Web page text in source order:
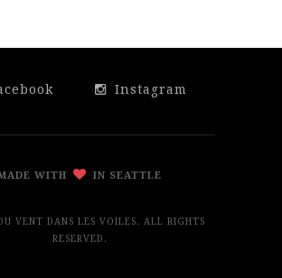
Instagram
WITH IN SEATTLE
VENT DANS LES VOILES. ALL RIGHTS
RESERVED.